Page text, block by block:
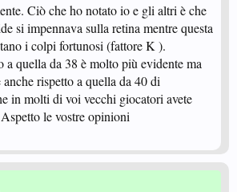
Ciò che ho notato io e gli altri è che
si impennava sulla retina mentre questa
i colpi fortunosi (fattore K ).
a quella da 38 è molto più evidente ma
rispetto a quella da 40 di
in molti di voi vecchi giocatori avete
le vostre opinioni